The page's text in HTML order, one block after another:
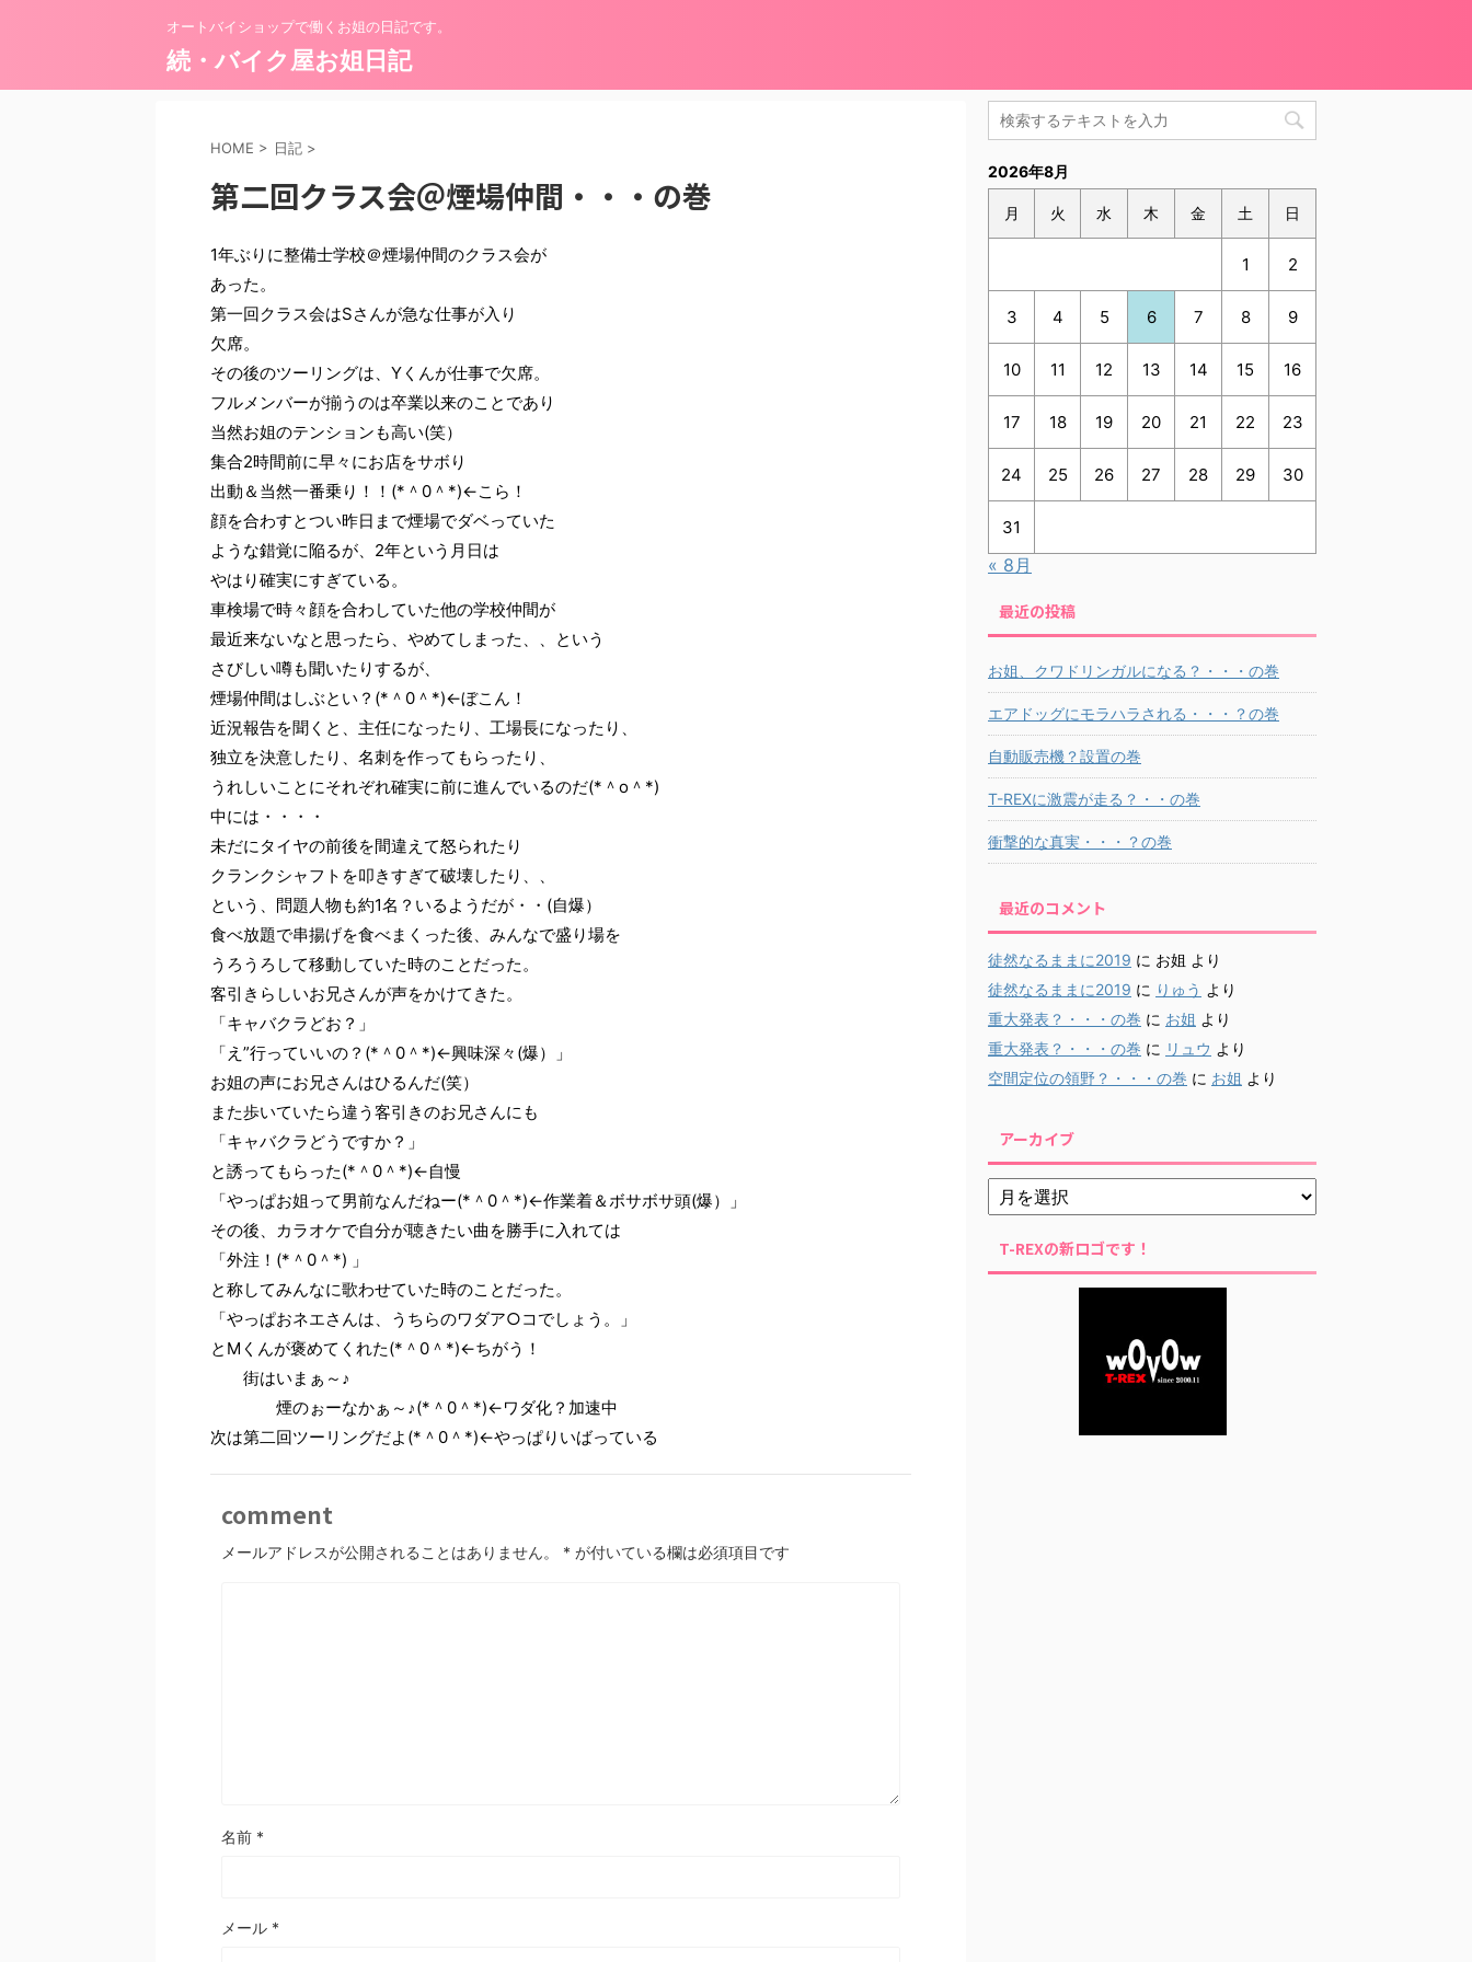
オートバイショップで働くお姐の日記です。
続・バイク屋お姐日記
HOME > 日記 >
第二回クラス会＠煙場仲間・・・の巻
1年ぶりに整備士学校＠煙場仲間のクラス会が
あった。
第一回クラス会はSさんが急な仕事が入り
欠席。
その後のツーリングは、Yくんが仕事で欠席。
フルメンバーが揃うのは卒業以来のことであり
当然お姐のテンションも高い(笑）
集合2時間前に早々にお店をサボり
出動＆当然一番乗り！！(*＾0＾*)←こら！
顔を合わすとつい昨日まで煙場でダベっていた
ような錯覚に陥るが、2年という月日は
やはり確実にすぎている。
車検場で時々顔を合わしていた他の学校仲間が
最近来ないなと思ったら、やめてしまった、、という
さびしい噂も聞いたりするが、
煙場仲間はしぶとい？(*＾0＾*)←ぼこん！
近況報告を聞くと、主任になったり、工場長になったり、
独立を決意したり、名刺を作ってもらったり、
うれしいことにそれぞれ確実に前に進んでいるのだ(*＾o＾*)
中には・・・・
未だにタイヤの前後を間違えて怒られたり
クランクシャフトを叩きすぎて破壊したり、、
という、問題人物も約1名？いるようだが・・(自爆）
食べ放題で串揚げを食べまくった後、みんなで盛り場を
うろうろして移動していた時のことだった。
客引きらしいお兄さんが声をかけてきた。
「キャバクラどお？」
「え”行っていいの？(*＾0＾*)←興味深々(爆）」
お姐の声にお兄さんはひるんだ(笑）
また歩いていたら違う客引きのお兄さんにも
「キャバクラどうですか？」
と誘ってもらった(*＾0＾*)←自慢
「やっぱお姐って男前なんだねー(*＾0＾*)←作業着＆ボサボサ頭(爆）」
その後、カラオケで自分が聴きたい曲を勝手に入れては
「外注！(*＾0＾*) 」
と称してみんなに歌わせていた時のことだった。
「やっぱおネエさんは、うちらのワダア○コでしょう。」
とMくんが褒めてくれた(*＾0＾*)←ちがう！
街はいまぁ～♪
煙のぉーなかぁ～♪(*＾0＾*)←ワダ化？加速中
次は第二回ツーリングだよ(*＾0＾*)←やっぱりいばっている
comment
メールアドレスが公開されることはありません。 * が付いている欄は必須項目です
名前 *
メール *
2026年8月
月 火 水 木 金 土 日
1 2
3 4 5 6 7 8 9
10 11 12 13 14 15 16
17 18 19 20 21 22 23
24 25 26 27 28 29 30
31
« 8月
最近の投稿
お姐、クワドリンガルになる？・・・の巻
エアドッグにモラハラされる・・・？の巻
自動販売機？設置の巻
T-REXに激震が走る？・・の巻
衝撃的な真実・・・？の巻
最近のコメント
徒然なるままに2019 に お姐 より
徒然なるままに2019 に りゅう より
重大発表？・・・の巻 に お姐 より
重大発表？・・・の巻 に リュウ より
空間定位の領野？・・・の巻 に お姐 より
アーカイブ
T-REXの新ロゴです！